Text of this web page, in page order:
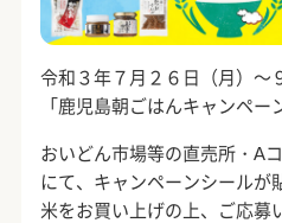
令和３年７月２６日（月）～
「鹿児島朝ごはんキャンペー
おいどん市場等の直売所・A
にて、キャンペーンシールが
米をお買い上げの上、ご応募